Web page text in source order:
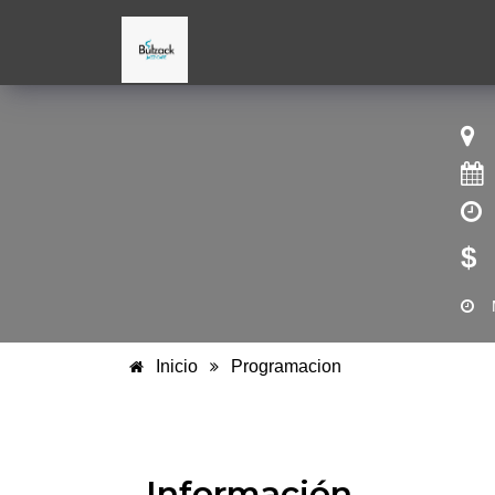
$
Inicio Programacion